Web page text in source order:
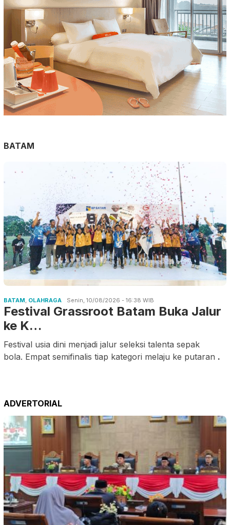
BATAM
BATAM, OLAHRAGA Senin, 10/08/2026 - 16:38 WIB
Festival Grassroot Batam Buka Jalur
ke K…
Festival usia dini menjadi jalur seleksi talenta sepak
bola. Empat semifinalis tiap kategori melaju ke putaran .
ADVERTORIAL